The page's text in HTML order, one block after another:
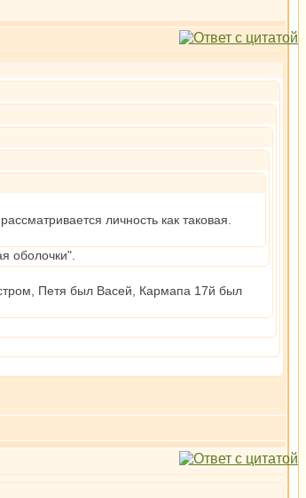
личность как таковая.
оболочки".
Петя был Васей, Кармапа 17й был